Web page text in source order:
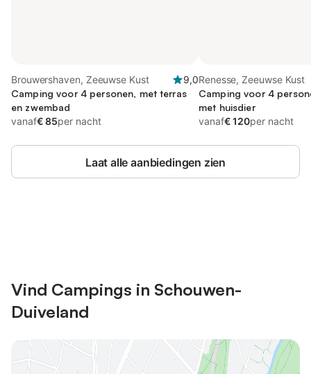
Brouwershaven, Zeeuwse Kust
9,0
Camping voor 4 personen, met terras
en zwembad
vanaf€ 85per nacht
Renesse, Zeeuwse Kust
Camping voor 4
met huisdier
vanaf€ 120per nacht
Laat alle aanbiedingen zien
Vind Campings in Schouwen-
Duiveland